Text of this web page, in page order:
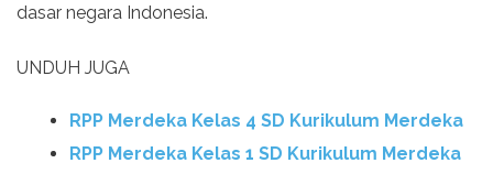
dasar negara Indonesia.
UNDUH JUGA
RPP Merdeka Kelas 4 SD Kurikulum Merdeka
RPP Merdeka Kelas 1 SD Kurikulum Merdeka